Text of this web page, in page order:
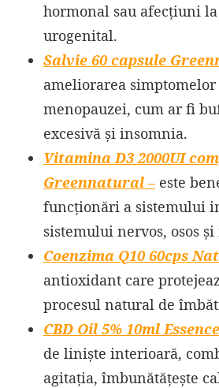
hormonal sau afecțiuni
urogenital.
Salvie 60 capsule
ameliorarea
menopauzei, cum ar fi
excesivă și insomnia.
Vitamina D3 2000UI
Greennatural – este
funcționări a sistemului
sistemului nervos, osos și
Coenzima Q10 60cps
antioxidant care
procesul natural de
CBD Oil 5% 10ml Essence
de liniște interioară,
agitația, îmbunătățește